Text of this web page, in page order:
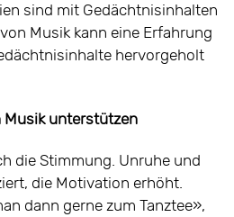
sind mit Gedächtnisinhalten
Musik kann eine Erfahrung
hervorgeholt
Musik unterstützen
die Stimmung. Unruhe und
die Motivation erhöht.
dann gerne zum Tanztee»,